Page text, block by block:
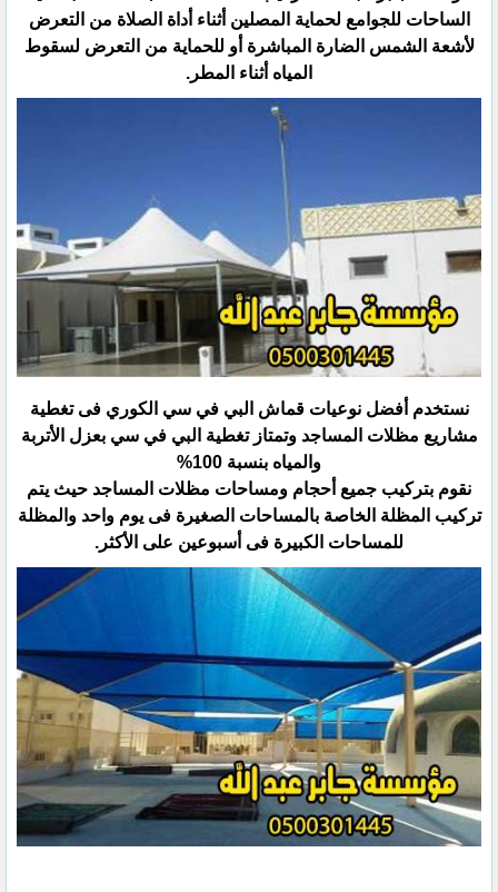
الساحات للجوامع لحماية المصلين أثناء أداة الصلاة من التعرض
لأشعة الشمس الضارة المباشرة أو للحماية من التعرض لسقوط
المياه أثناء المطر.
نستخدم أفضل نوعيات قماش البي في سي الكوري فى تغطية
مشاريع مظلات المساجد وتمتاز تغطية البي في سي بعزل الأتربة
والمياه بنسبة 100%
نقوم بتركيب جميع أحجام ومساحات مظلات المساجد حيث يتم
تركيب المظلة الخاصة بالمساحات الصغيرة فى يوم واحد والمظلة
للمساحات الكبيرة فى أسبوعين على الأكثر.